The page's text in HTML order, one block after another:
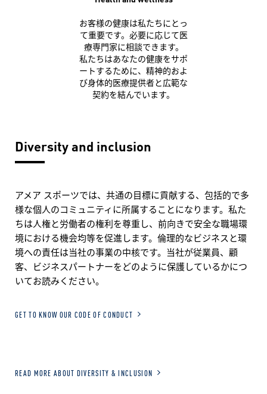
お客様の健康は私たちにとっ
て重要です。必要に応じて医
療専門家に相談できます。
私たちはあなたの健康をサポ
ートするために、精神的およ
び身体的医療提供者と広範な
契約を結んでいます。
Diversity and inclusion
アメア スポーツでは、共通の目標に貢献する、包括的で多
様な個人のコミュニティに所属することになります。私た
ちは人権と労働者の権利を尊重し、前向きで安全な職場環
境における機会均等を促進します。倫理的なビジネスと環
境への責任は当社の事業の中核です。当社が従業員、顧
客、ビジネスパートナーをどのように保護しているかにつ
いてお読みください。
GET TO KNOW OUR CODE OF CONDUCT
READ MORE ABOUT DIVERSITY & INCLUSION